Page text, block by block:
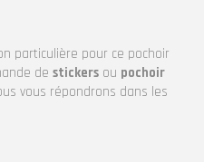
particulière pour ce pochoir
de stickers ou pochoir
vous répondrons dans les